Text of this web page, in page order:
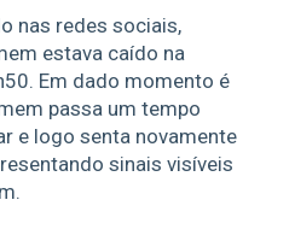
nas redes sociais,
estava caído na
Em dado momento é
passa um tempo
e logo senta novamente
sinais visíveis